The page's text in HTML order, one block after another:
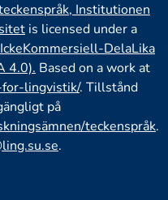
Institutionen
is licensed under a
DelaLika
4.0). Based on a work at
lingvistik/. Tillstånd
på
teckenspråk.
.